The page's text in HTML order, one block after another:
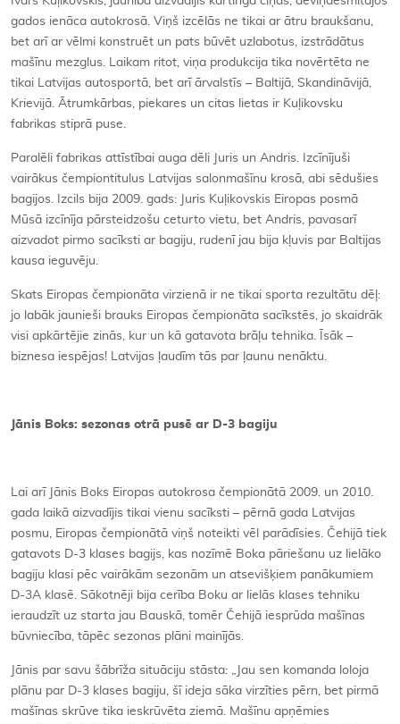
gados ienāca autokrosā. Viņš izcēlās ne tikai ar ātru braukšanu,
bet arī ar vēlmi konstruēt un pats būvēt uzlabotus, izstrādātus
mašīnu mezglus. Laikam ritot, viņa produkcija tika novērtēta ne
tikai Latvijas autosportā, bet arī ārvalstīs – Baltijā, Skandināvijā,
Krievijā. Ātrumkārbas, piekares un citas lietas ir Kuļikovsku
fabrikas stiprā puse.
Paralēli fabrikas attīstībai auga dēli Juris un Andris. Izcīnījuši
vairākus čempiontitulus Latvijas salonmašīnu krosā, abi sēdušies
bagijos. Izcils bija 2009. gads: Juris Kuļikovskis Eiropas posmā
Mūsā izcīnīja pārsteidzošu ceturto vietu, bet Andris, pavasarī
aizvadot pirmo sacīksti ar bagiju, rudenī jau bija kļuvis par Baltijas
kausa ieguvēju.
Skats Eiropas čempionāta virzienā ir ne tikai sporta rezultātu dēļ:
jo labāk jaunieši brauks Eiropas čempionāta sacīkstēs, jo skaidrāk
visi apkārtējie zinās, kur un kā gatavota brāļu tehnika. Īsāk –
biznesa iespējas! Latvijas ļaudīm tās par ļaunu nenāktu.
Jānis Boks: sezonas otrā pusē ar D-3 bagiju
Lai arī Jānis Boks Eiropas autokrosa čempionātā 2009. un 2010.
gada laikā aizvadījis tikai vienu sacīksti – pērnā gada Latvijas
posmu, Eiropas čempionātā viņš noteikti vēl parādīsies. Čehijā tiek
gatavots D-3 klases bagijs, kas nozīmē Boka pāriešanu uz lielāko
bagiju klasi pēc vairākām sezonām un atsevišķiem panākumiem
D-3A klasē. Sākotnēji bija cerība Boku ar lielās klases tehniku
ieraudzīt uz starta jau Bauskā, tomēr Čehijā iesprūda mašīnas
būvniecība, tāpēc sezonas plāni mainījās.
Jānis par savu šābrīža situāciju stāsta: „Jau sen komanda loloja
plānu par D-3 klases bagiju, šī ideja sāka virzīties pērn, bet pirmā
mašīnas skrūve tika ieskrūvēta ziemā. Mašīnu apņēmies